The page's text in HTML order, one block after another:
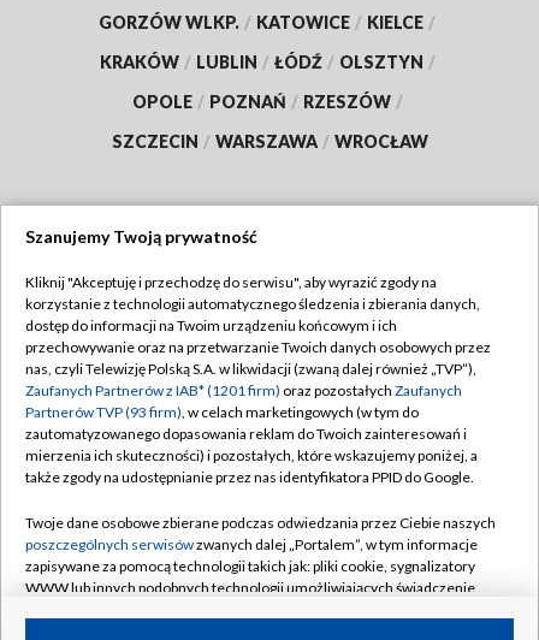
GORZÓW WLKP. / KATOWICE / KIELCE /
KRAKÓW / LUBLIN / ŁÓDŹ / OLSZTYN /
OPOLE / POZNAŃ / RZESZÓW /
SZCZECIN / WARSZAWA / WROCŁAW
TVP
Abonament TVP
Emisja w TVP
Centrum informacji TVP
Naziemna Telewizja Cyfrowa
Rada Programowa
System NOS
Informacje o nadawcy
Regulamin TVP
Polityka prywatności
Moje zgody
Pomoc
Kontakt
Kanały
Szanujemy Twoją prywatność
Kliknij "Akceptuję i przechodzę do serwisu", aby wyrazić zgody na
korzystanie z technologii automatycznego śledzenia i zbierania danych,
dostęp do informacji na Twoim urządzeniu końcowym i ich
przechowywanie oraz na przetwarzanie Twoich danych osobowych przez
nas, czyli Telewizję Polską S.A. w likwidacji (zwaną dalej również „TVP”),
Zaufanych Partnerów z IAB* (1201 firm) oraz pozostałych Zaufanych
Partnerów TVP (93 firm), w celach marketingowych (w tym do
zautomatyzowanego dopasowania reklam do Twoich zainteresowań i
mierzenia ich skuteczności) i pozostałych, które wskazujemy poniżej, a
także zgody na udostępnianie przez nas identyfikatora PPID do Google.
Twoje dane osobowe zbierane podczas odwiedzania przez Ciebie naszych
poszczególnych serwisówzwanych dalej „Portalem”, w tym informacje
zapisywane za pomocą technologii takich jak: pliki cookie, sygnalizatory
WWW lub innych podobnych technologii umożliwiających świadczenie